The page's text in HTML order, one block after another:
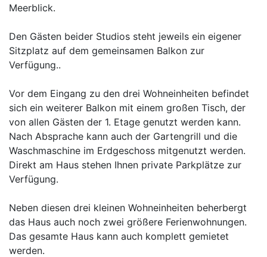
Meerblick.
Den Gästen beider Studios steht jeweils ein eigener
Sitzplatz auf dem gemeinsamen Balkon zur
Verfügung..
Vor dem Eingang zu den drei Wohneinheiten befindet
sich ein weiterer Balkon mit einem großen Tisch, der
von allen Gästen der 1. Etage genutzt werden kann.
Nach Absprache kann auch der Gartengrill und die
Waschmaschine im Erdgeschoss mitgenutzt werden.
Direkt am Haus stehen Ihnen private Parkplätze zur
Verfügung.
Neben diesen drei kleinen Wohneinheiten beherbergt
das Haus auch noch zwei größere Ferienwohnungen.
Das gesamte Haus kann auch komplett gemietet
werden.